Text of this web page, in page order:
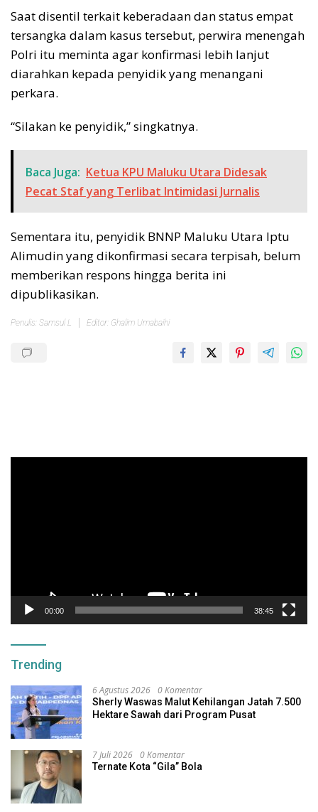
Saat disentil terkait keberadaan dan status empat
tersangka dalam kasus tersebut, perwira menengah
Polri itu meminta agar konfirmasi lebih lanjut
diarahkan kepada penyidik yang menangani
perkara.
“Silakan ke penyidik,” singkatnya.
Baca Juga: Ketua KPU Maluku Utara Didesak
Pecat Staf yang Terlibat Intimidasi Jurnalis
Sementara itu, penyidik BNNP Maluku Utara Iptu
Alimudin yang dikonfirmasi secara terpisah, belum
memberikan respons hingga berita ini
dipublikasikan.
Penulis: Samsul L Editor: Ghalim Umabaihi
00:00 38:45
Trending
6 Agustus 2026 0 Komentar
Sherly Waswas Malut Kehilangan Jatah 7.500
Hektare Sawah dari Program Pusat
7 Juli 2026 0 Komentar
Ternate Kota “Gila” Bola